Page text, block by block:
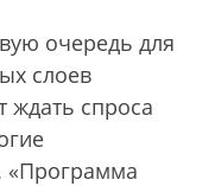
очередь для
слоев
ждать спроса
«Программа